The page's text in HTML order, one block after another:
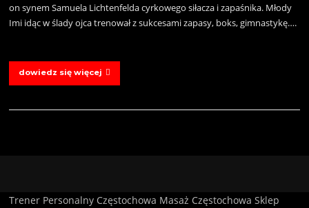
on synem Samuela Lichtenfelda cyrkowego siłacza i zapaśnika. Młody
Imi idąc w ślady ojca trenował z sukcesami zapasy, boks, gimnastykę….
dowiedz się więcej
Trener Personalny Częstochowa Masaż Częstochowa Sklep